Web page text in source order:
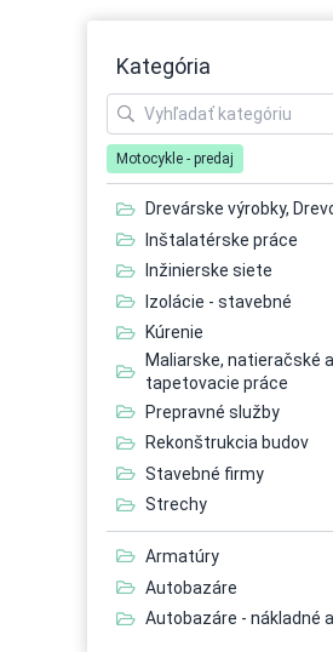
Kategória
Motocykle - predaj
Drevárske výrobky,
Inštalatérske práce
Inžinierske siete
Izolácie - stavebné
Kúrenie
Maliarske, natieračské a
tapetovacie práce
Prepravné služby
Rekonštrukcia budov
Stavebné firmy
Strechy
Armatúry
Autobazáre
Autobazáre - nákladné